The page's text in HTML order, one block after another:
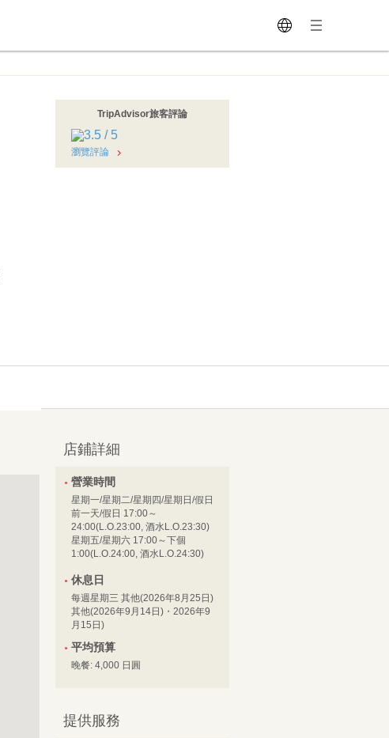
TripAdvisor旅客評論
瀏覽評論
店鋪詳細
營業時間
星期一/星期二/星期四/星期日/假日
前一天/假日 17:00～
24:00(L.O.23:00, 酒水L.O.23:30)
星期五/星期六 17:00～下個
1:00(L.O.24:00, 酒水L.O.24:30)
休息日
每週星期三 其他(2026年8月25日)
其他(2026年9月14日)・2026年9
月15日)
平均預算
晚餐: 4,000 日圓
提供服務